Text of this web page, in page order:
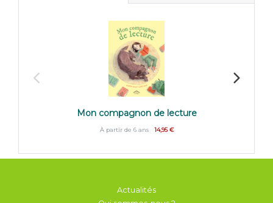
Mon compagnon de lecture
À partir de 6 ans 14,95 €
Actualités